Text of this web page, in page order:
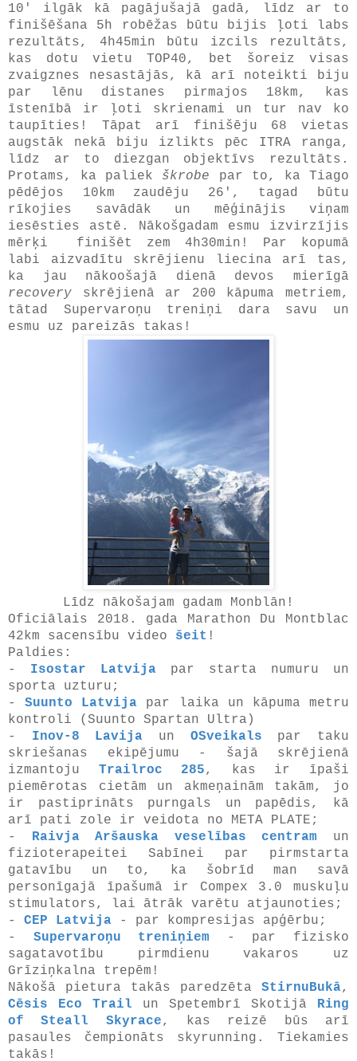
10' ilgāk kā pagājušajā gadā, līdz ar to
finišēšana 5h robēžas būtu bijis ļoti labs
rezultāts, 4h45min būtu izcils rezultāts,
kas dotu vietu TOP40, bet šoreiz visas
zvaigznes nesastājās, kā arī noteikti biju
par lēnu distanes pirmajos 18km, kas
īstenībā ir ļoti skrienami un tur nav ko
taupīties! Tāpat arī finišēju 68 vietas
augstāk nekā biju izlikts pēc ITRA ranga,
līdz ar to diezgan objektīvs rezultāts.
Protams, ka paliek škrobe par to, ka Tiago
pēdējos 10km zaudēju 26', tagad būtu
rīkojies savādāk un mēģinājis viņam
iesēsties astē. Nākošgadam esmu izvirzījis
mērķi finišēt zem 4h30min! Par kopumā
labi aizvadītu skrējienu liecina arī tas,
ka jau nākoošajā dienā devos mierīgā
recovery skrējienā ar 200 kāpuma metriem,
tātad Supervaroņu treniņi dara savu un
esmu uz pareizās takas!
Līdz nākošajam gadam Monblān!
Oficiālais 2018. gada Marathon Du Montblac
42km sacensību video šeit !
Paldies:
- Isostar Latvija par starta numuru un
sporta uzturu;
-Suunto Latvija par laika un kāpuma metru
kontroli (Suunto Spartan Ultra)
- Inov-8 Lavija un OSveikals par taku
skriešanas ekipējumu - šajā skrējienā
izmantoju Trailroc 285, kas ir īpaši
piemērotas cietām un akmeņainām takām, jo
ir pastiprināts purngals un papēdis, kā
arī pati zole ir veidota no META PLATE;
- Raivja Aršauska veselības centram un
fizioterapeitei Sabīnei par pirmstarta
gatavību un to, ka šobrīd man savā
personīgajā īpašumā ir Compex 3.0 muskuļu
stimulators, lai ātrāk varētu atjaunoties;
- CEP Latvija - par kompresijas apģērbu;
- Supervaroņu treniņiem
- par fizisko
sagatavotību pirmdienu vakaros uz
Grīziņkalna trepēm!
Nākošā pietura takās paredzēta StirnuBukā,
Cēsis Eco Trail un Spetembrī Skotijā Ring
of Steall Skyrace, kas reizē būs arī
pasaules čempionāts skyrunning. Tiekamies
takās!